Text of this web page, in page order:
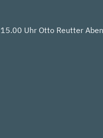
15.00 Uhr Otto Reutter